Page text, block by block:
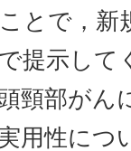
とで，新
提示して
頸部がん
用性につ